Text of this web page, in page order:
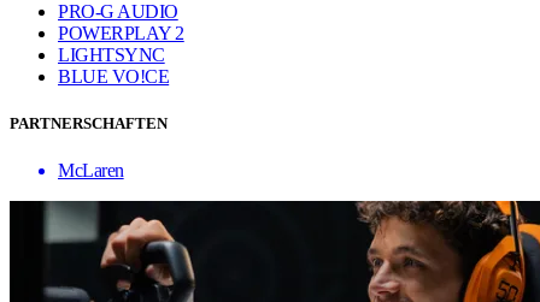
PRO-G AUDIO
POWERPLAY 2
LIGHTSYNC
BLUE VO!CE
PARTNERSCHAFTEN
McLaren